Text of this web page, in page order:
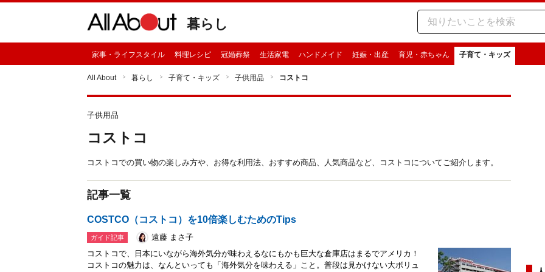
暮らし
家事・ライフスタイル 料理レシピ 冠婚葬祭 生活家電 ハンドメイド 妊娠・出産 育児・赤ちゃん 子育て・キッズ
All About 暮らし 子育て・キッズ 子供用品 コストコ
子供用品
コストコ
コストコでの買い物の楽しみ方や、お得な利用法、おすすめ商品、人気商品など、コストコについてご紹介します。
記事一覧
COSTCO（コストコ）を10倍楽しむためのTips
ガイド記事
遠藤 まさ子
コストコで、日本にいながら海外気分が味わえるなにもかも巨大な倉庫店はまるでアメリカ！
コストコの魅力は、なんといっても「海外気分を味わえる」こと。普段は見かけない大ボリュ